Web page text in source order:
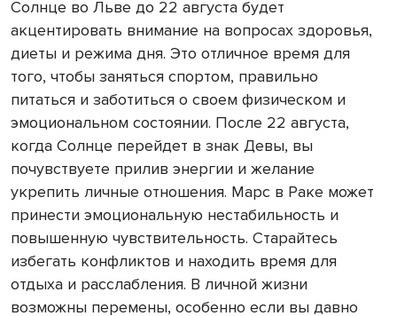
Солнце во Льве до 22 августа будет
акцентировать внимание на вопросах здоровья,
диеты и режима дня. Это отличное время для
того, чтобы заняться спортом, правильно
питаться и заботиться о своем физическом и
эмоциональном состоянии. После 22 августа,
когда Солнце перейдет в знак Девы, вы
почувствуете прилив энергии и желание
укрепить личные отношения. Марс в Раке может
принести эмоциональную нестабильность и
повышенную чувствительность. Старайтесь
избегать конфликтов и находить время для
отдыха и расслабления. В личной жизни
возможны перемены, особенно если вы давно